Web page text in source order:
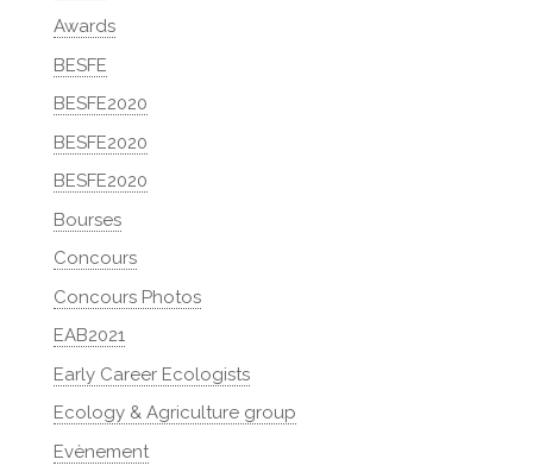
Awards
BESFE
BESFE2020
BESFE2020
BESFE2020
Bourses
Concours
Concours Photos
EAB2021
Early Career Ecologists
Ecology & Agriculture group
Evènement